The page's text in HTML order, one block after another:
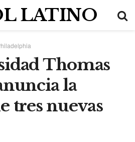
LATINO
Thomas
la
tres nuevas